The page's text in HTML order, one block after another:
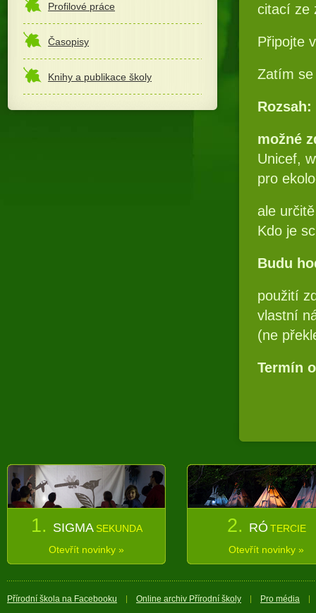
Profilové práce
Časopisy
Knihy a publikace školy
citací ze
Připojte
Zatím
Rozsah:
možné
Unicef,
pro
ale
Kdo je
Budu
použití
vlastní
(ne
Termín
1. SIGMA SEKUNDA
Otevřít novinky »
2. RÓ TERCIE
Otevřít novinky »
Přírodní škola na Facebooku Online archiv Přírodní školy
Pro média